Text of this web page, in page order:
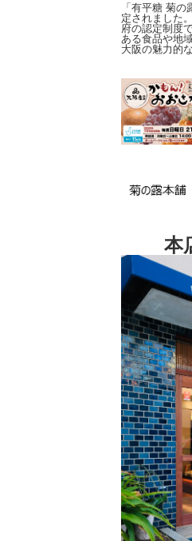
「有平糖 菊
定されました
府の認定制度
ある食品や地
大阪の魅力的
本